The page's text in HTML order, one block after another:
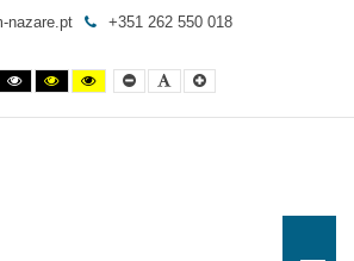
nazare.pt +351 262 550 018
Contraste
preto
branco
Contraste
preto
amarelo
Yellow
and
contrast
Smaller
Font
Letra
por
Letra
maior